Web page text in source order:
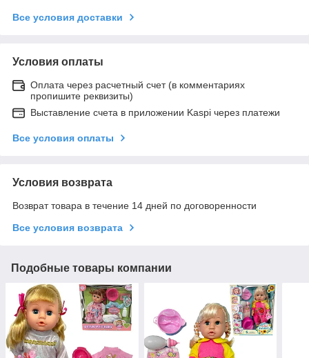
Все условия доставки
Условия оплаты
Оплата через расчетный счет (в комментариях
пропишите реквизиты)
Выставление счета в приложении Kaspi через платежи
Все условия оплаты
Условия возврата
Возврат товара в течение 14 дней по договоренности
Все условия возврата
Подобные товары компании